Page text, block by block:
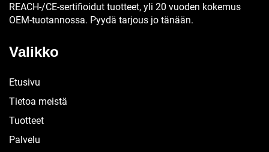
REACH-/CE-sertifioidut tuotteet, yli 20 vuoden kokemus
OEM-tuotannossa. Pyydä tarjous jo tänään.
Valikko
Etusivu
Tietoa meistä
Tuotteet
Palvelu